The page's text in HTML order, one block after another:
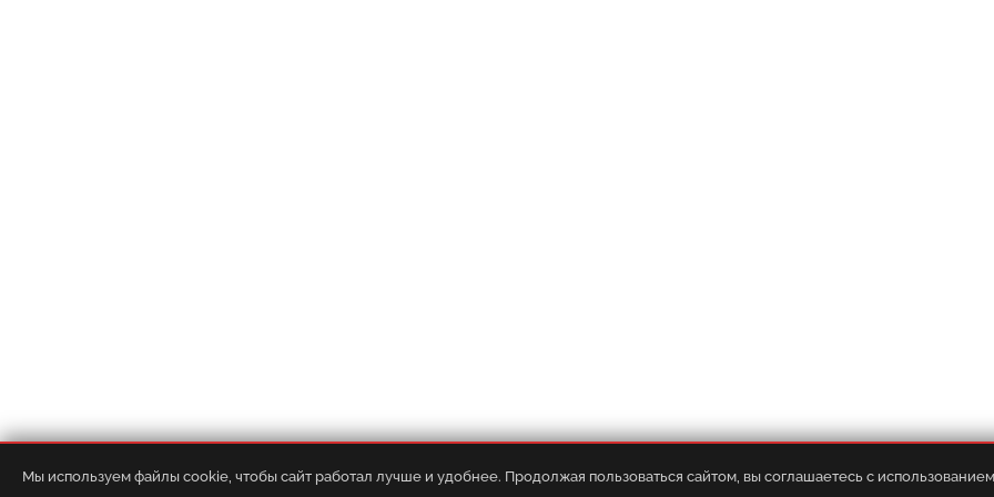
О компании • Контакты • Доставка • Оплата • Услуги • FAQ •
База знаний
Мы используем файлы cookie, чтобы сайт работал лучше и удобнее. Продолжая пользоваться сайтом, вы соглашаетесь с